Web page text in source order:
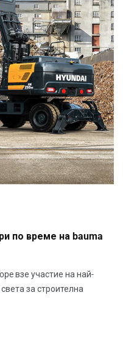
по време на bauma
взе участие на най-
за строителна